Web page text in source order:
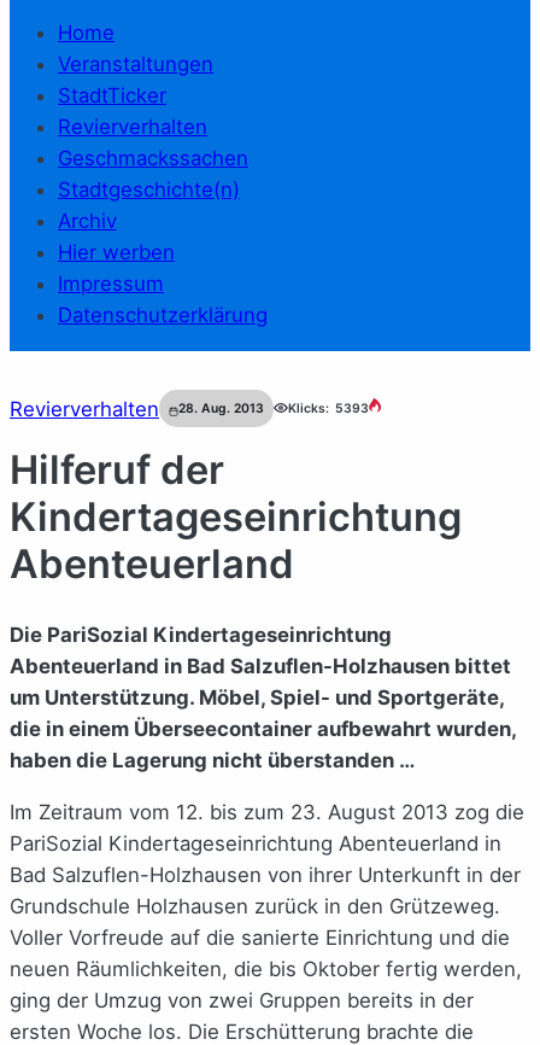
Home
Veranstaltungen
StadtTicker
Revierverhalten
Geschmackssachen
Stadtgeschichte(n)
Archiv
Hier werben
Impressum
Datenschutzerklärung
Revierverhalten 28. Aug. 2013 Klicks: 5393
Hilferuf der
Kindertageseinrichtung
Abenteuerland
Die PariSozial Kindertageseinrichtung
Abenteuerland in Bad Salzuflen-Holzhausen bittet
um Unterstützung. Möbel, Spiel- und Sportgeräte,
die in einem Überseecontainer aufbewahrt wurden,
haben die Lagerung nicht überstanden …
Im Zeitraum vom 12. bis zum 23. August 2013 zog die
PariSozial Kindertageseinrichtung Abenteuerland in
Bad Salzuflen-Holzhausen von ihrer Unterkunft in der
Grundschule Holzhausen zurück in den Grützeweg.
Voller Vorfreude auf die sanierte Einrichtung und die
neuen Räumlichkeiten, die bis Oktober fertig werden,
ging der Umzug von zwei Gruppen bereits in der
ersten Woche los. Die Erschütterung brachte die